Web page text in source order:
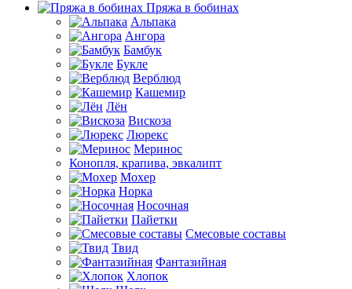
Пряжа в бобинах
Альпака
Ангора
Бамбук
Букле
Верблюд
Кашемир
Лён
Вискоза
Люрекс
Меринос
Конопля, крапива, эвкалипт
Мохер
Норка
Носочная
Пайетки
Смесовые составы
Твид
Фантазийная
Хлопок